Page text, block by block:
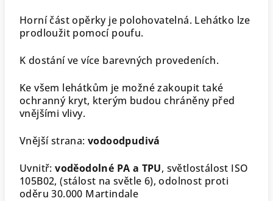
Horní část opěrky je polohovatelná. Lehátko lze
prodloužit pomocí poufu.
K dostání ve více barevných provedeních.
Ke všem lehátkům je možné zakoupit také
ochranný kryt, kterým budou chráněny před
vnějšími vlivy.
Vnější strana: vodoodpudivá
Uvnitř:voděodolné PA a TPU, světlostálost ISO
105B02, (stálost na světle 6), odolnost proti
oděru 30.000 Martindale